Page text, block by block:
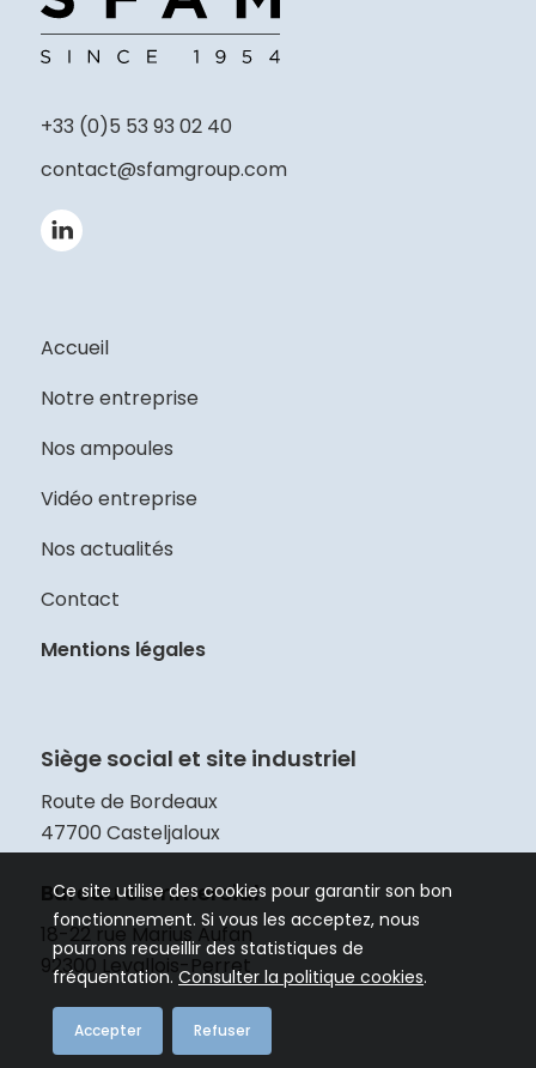
+33 (0)5 53 93 02 40
contact@sfamgroup.com
Accueil
Notre entreprise
Nos ampoules
Vidéo entreprise
Nos actualités
Contact
Mentions légales
Siège social et site industriel
Route de Bordeaux
47700 Casteljaloux
Bureau commercial
18-22 rue Marius Aufan
92300 Levallois-Perret
Ce site utilise des cookies pour garantir son bon
fonctionnement. Si vous les acceptez, nous
pourrons recueillir des statistiques de
fréquentation.Consulter la politique cookies.
Accepter Refuser